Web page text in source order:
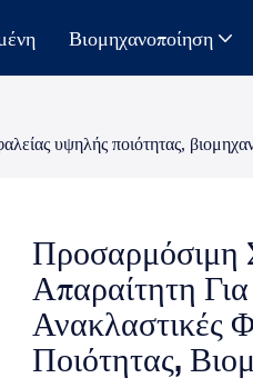
Βιομηχανοποίηση
υψηλής ποιότητας,
Απαραίτητη
Ανακλαστικές
Ποιότητας,